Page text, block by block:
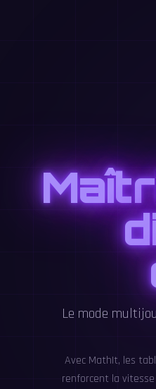
Le mode
Avec MathIt, les
renforcent la